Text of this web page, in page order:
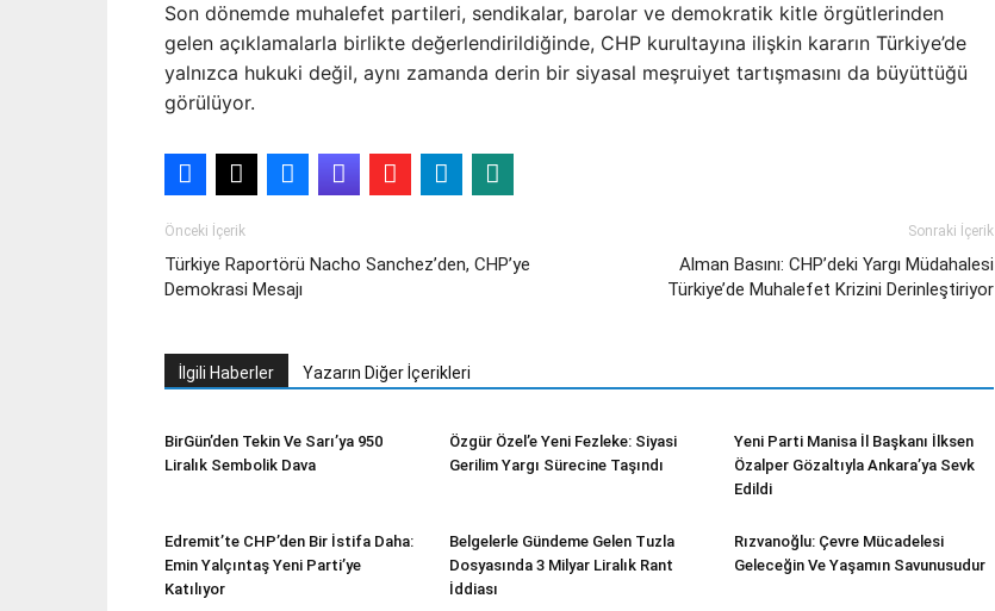
Son dönemde muhalefet partileri, sendikalar, barolar ve demokratik kitle örgütlerinden
gelen açıklamalarla birlikte değerlendirildiğinde, CHP kurultayına ilişkin kararın Türkiye’de
yalnızca hukuki değil, aynı zamanda derin bir siyasal meşruiyet tartışmasını da büyüttüğü
görülüyor.
Önceki İçerik
Türkiye Raportörü Nacho Sanchez’den, CHP’ye
Demokrasi Mesajı
Sonraki İçerik
Alman Basını: CHP’deki Yargı Müdahalesi
Türkiye’de Muhalefet Krizini Derinleştiriyor
İlgili Haberler Yazarın Diğer İçerikleri
BirGün’den Tekin Ve Sarı’ya 950
Liralık Sembolik Dava
Özgür Özel’e Yeni Fezleke: Siyasi
Gerilim Yargı Sürecine Taşındı
Yeni Parti Manisa İl Başkanı İlksen
Özalper Gözaltıyla Ankara’ya Sevk
Edildi
Edremit’te CHP’den Bir İstifa Daha:
Emin Yalçıntaş Yeni Parti’ye
Katılıyor
Belgelerle Gündeme Gelen Tuzla
Dosyasında 3 Milyar Liralık Rant
İddiası
Rızvanoğlu: Çevre Mücadelesi
Geleceğin Ve Yaşamın Savunusudur